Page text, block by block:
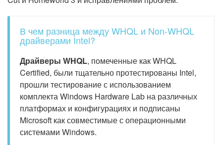
В чем разница между WHQL и Non-WHQL
драйверами Intel?
Драйверы WHQL, помеченные как WHQL
Certified, были тщательно протестированы Intel,
прошли тестирование с использованием
комплекта Windows Hardware Lab на различных
платформах и конфигурациях и подписаны
Microsoft как совместимые с операционными
системами Windows.